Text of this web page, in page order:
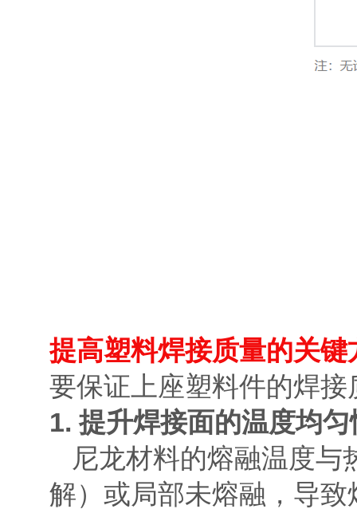
提高塑料焊接质量的关键
要保证上座塑料件的焊
1. 提升焊接面的温度均匀
尼龙材料的熔融温度与
解）或局部未熔融，导致